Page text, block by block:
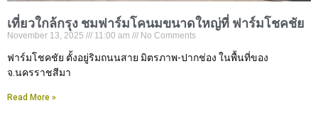
เที่ยวใกล้กรุง ชมฟาร์มโคนมขนาดใหญ่ที่ ฟาร์มโชคชัย
November 13, 2025 11:00 am No Comments
ฟาร์มโชคชัย ตั้งอยู่ริมถนนสาย มิตรภาพ-ปากช่อง ในพื้นที่ของ
จ.นครราชสีมา
Read More »